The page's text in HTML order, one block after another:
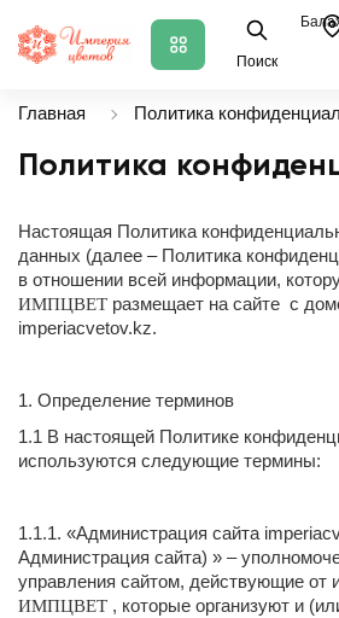
Поиск
Главная Политика
Политика
Настоящая Политика
данных (далее – Политика
в отношении всей информации,
ИМПЦВЕТ размещает на сайте с
imperiacvetov.kz.
1. Определение терминов
1.1 В настоящей Политике
используются следующие термины:
1.1.1. «Администрация сайта
Администрация сайта) » –
управления сайтом, действующие от
ИМПЦВЕТ , которые организуют и